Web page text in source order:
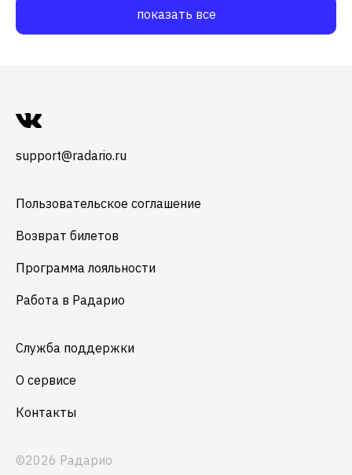
показать все
support@radario.ru
Пользовательское соглашение
Возврат билетов
Программа лояльности
Работа в Радарио
Служба поддержки
О сервисе
Контакты
©2026 Радарио